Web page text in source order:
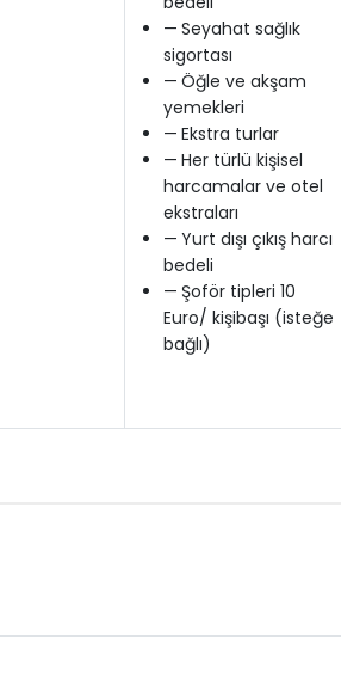
— Seyahat sağlık
sigortası
— Öğle ve akşam
yemekleri
— Ekstra turlar
— Her türlü kişisel
harcamalar ve otel
ekstraları
— Yurt dışı çıkış harcı
bedeli
— Şoför tipleri 10
Euro/ kişibaşı (isteğe
bağlı)